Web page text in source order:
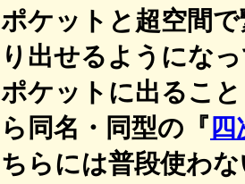
ポケットと超空間
り出せるようにな
ポケットに出るこ
ら同名・同型の『
ちらには普段使わ